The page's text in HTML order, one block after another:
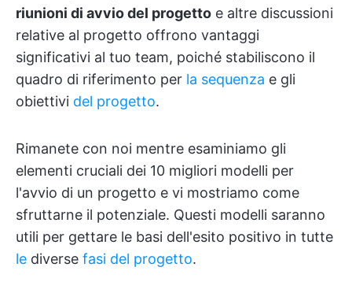
riunioni di avvio del progetto e altre discussioni
relative al progetto offrono vantaggi
significativi al tuo team, poiché stabiliscono il
quadro di riferimento per la sequenza e gli
obiettivi del progetto.
Rimanete con noi mentre esaminiamo gli
elementi cruciali dei 10 migliori modelli per
l'avvio di un progetto e vi mostriamo come
sfruttarne il potenziale. Questi modelli saranno
utili per gettare le basi dell'esito positivo in tutte
le diverse fasi del progetto.